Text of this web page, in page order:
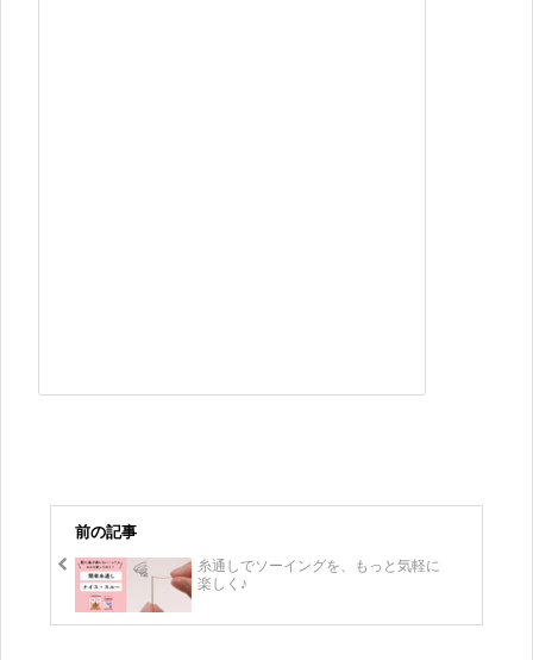
前の記事
糸通しでソーイングを、もっと気軽に
楽しく♪